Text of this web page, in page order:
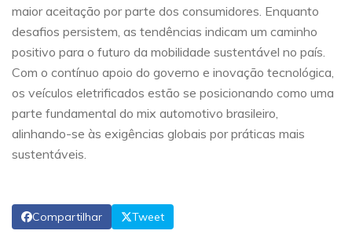
maior aceitação por parte dos consumidores. Enquanto
desafios persistem, as tendências indicam um caminho
positivo para o futuro da mobilidade sustentável no país.
Com o contínuo apoio do governo e inovação tecnológica,
os veículos eletrificados estão se posicionando como uma
parte fundamental do mix automotivo brasileiro,
alinhando-se às exigências globais por práticas mais
sustentáveis.
Compartilhar Tweet